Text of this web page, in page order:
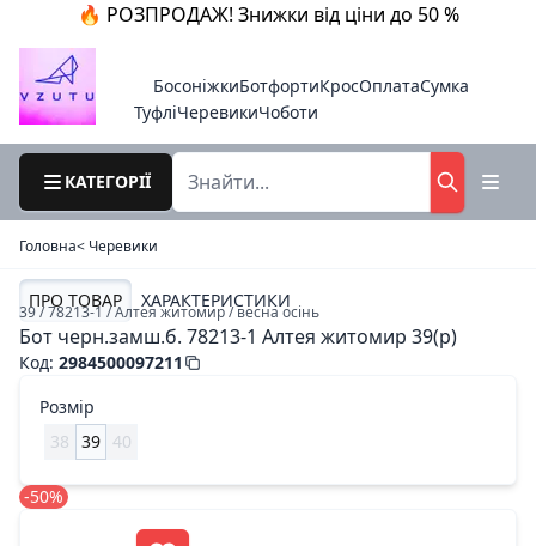
🔥 РОЗПРОДАЖ! Знижки від ціни до 50 %
БосоніжкиБотфортиКросОплатаСумка
ТуфліЧеревикиЧоботи
КАТЕГОРІЇ
Головна< Черевики
ПРО ТОВАР ХАРАКТЕРИСТИКИ
39 / 78213-1 / Алтея житомир / весна осінь
Бот черн.замш.б. 78213-1 Алтея житомир 39(р)
Код: 2984500097211
Розмір
38 39 40
-50%